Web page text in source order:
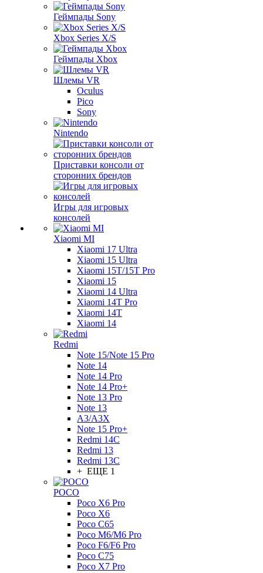
Геймпады Sony
Xbox Series X/S
Геймпады Xbox
Шлемы VR
Oculus
Pico
Sony
Nintendo
Приставки консоли от
сторонних брендов
Игры для игровых
консолей
Xiaomi MI
Xiaomi 17 Ultra
Xiaomi 15 Ultra
Xiaomi 15T/15T Pro
Xiaomi 15
Xiaomi 14 Ultra
Xiaomi 14T Pro
Xiaomi 14T
Xiaomi 14
Redmi
Note 15/Note 15 Pro
Note 14
Note 14 Pro
Note 14 Pro+
Note 13 Pro
Note 13
A3/A3X
Note 15 Pro+
Redmi 14C
Redmi 13
Redmi 13C
+ ЕЩЕ 1
POCO
Poco X6 Pro
Poco X6
Poco C65
Poco M6/M6 Pro
Poco F6/F6 Pro
Poco C75
Poco X7 Pro